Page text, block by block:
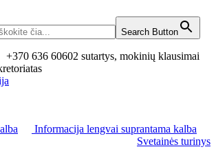
Search Button
+370 636 60602 sutartys, mokinių klausimai
Informacija lengvai suprantama kalba
Svetainės turinys